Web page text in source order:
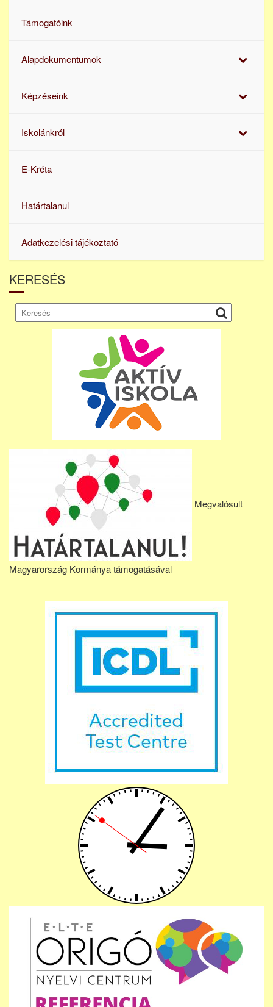
Támogatóink
Alapdokumentumok
Képzéseink
Iskolánkról
E-Kréta
Határtalanul
Adatkezelési tájékoztató
KERESÉS
Megvalósult
Magyarország Kormánya támogatásával